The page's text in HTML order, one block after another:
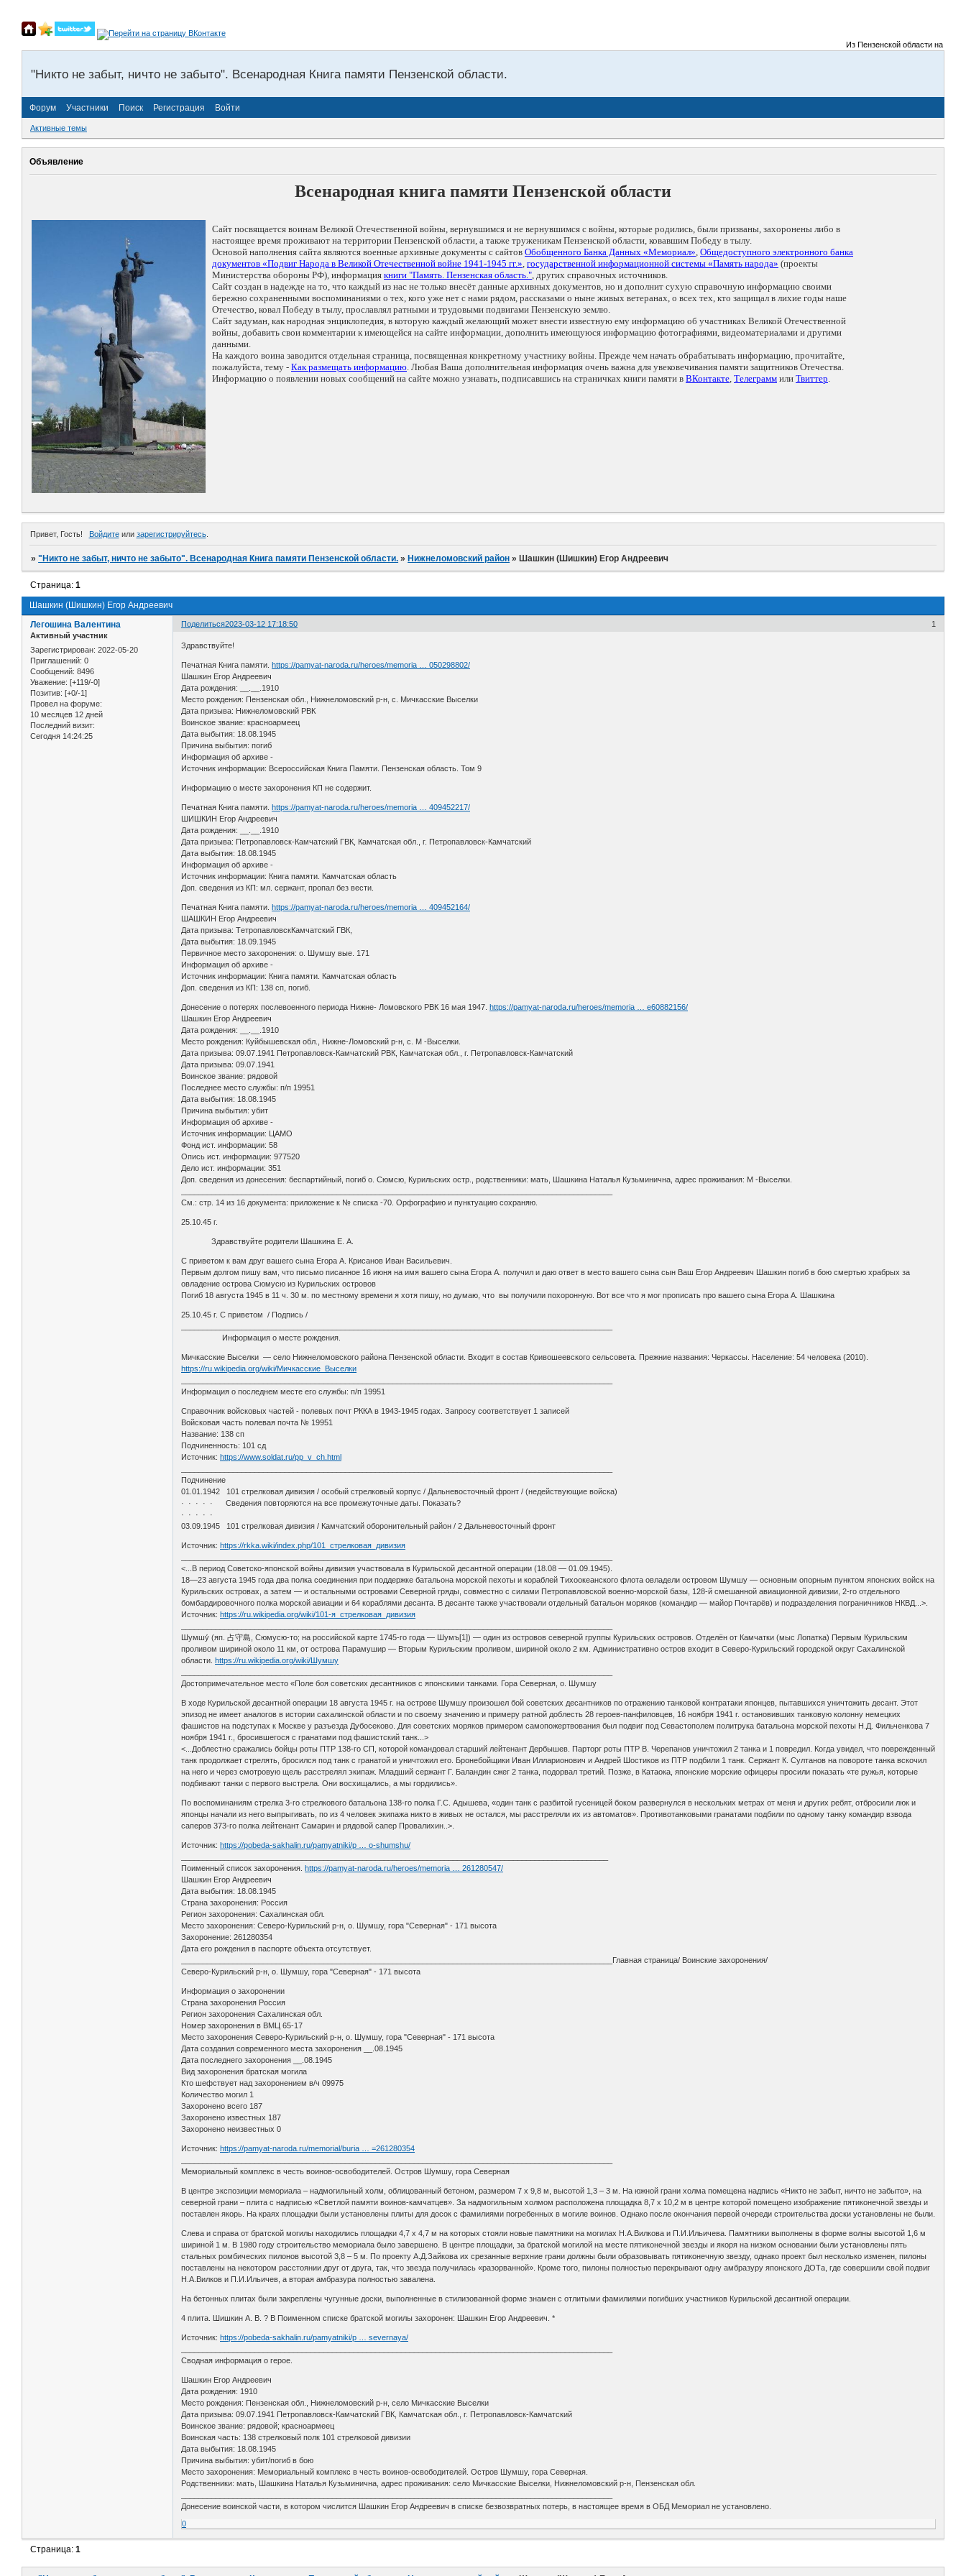
Из Пензенской области на
"Никто не забыт, ничто не забыто". Всенародная Книга памяти Пензенской области.
Форум Участники Поиск Регистрация Войти
Активные темы
Объявление
Всенародная книга памяти Пензенской области
Сайт посвящается воинам Великой Отечественной войны, вернувшимся и не вернувшимся с войны, которые родились, были призваны, захоронены либо в
настоящее время проживают на территории Пензенской области, а также труженикам Пензенской области, ковавшим Победу в тылу.
Основой наполнения сайта являются военные архивные документы с сайтов Обобщенного Банка Данных «Мемориал», Общедоступного электронного банка
документов «Подвиг Народа в Великой Отечественной войне 1941-1945 гг.», государственной информационной системы «Память народа» (проекты
Министерства обороны РФ), информация книги "Память. Пензенская область.", других справочных источников.
Сайт создан в надежде на то, что каждый из нас не только внесёт данные архивных документов, но и дополнит сухую справочную информацию своими
бережно сохраненными воспоминаниями о тех, кого уже нет с нами рядом, рассказами о ныне живых ветеранах, о всех тех, кто защищал в лихие годы наше
Отечество, ковал Победу в тылу, прославлял ратными и трудовыми подвигами Пензенскую землю.
Сайт задуман, как народная энциклопедия, в которую каждый желающий может внести известную ему информацию об участниках Великой Отечественной
войны, добавить свои комментарии к имеющейся на сайте информации, дополнить имеющуюся информацию фотографиями, видеоматериалами и другими
данными.
На каждого воина заводится отдельная страница, посвященная конкретному участнику войны. Прежде чем начать обрабатывать информацию, прочитайте,
пожалуйста, тему - Как размещать информацию. Любая Ваша дополнительная информация очень важна для увековечивания памяти защитников Отечества.
Информацию о появлении новых сообщений на сайте можно узнавать, подписавшись на страничках книги памяти в ВКонтакте, Телеграмм или Твиттер.
Привет, Гость! Войдитеили зарегистрируйтесь.
»"Никто не забыт, ничто не забыто". Всенародная Книга памяти Пензенской области. » Нижнеломовский район » Шашкин (Шишкин) Егор Андреевич
Шашкин (Шишкин) Егор Андреевич
Страница:1
Поделиться 1
2023-03-12 17:18:50
Легошина Валентина
Активный участник
Зарегистрирован: 2022-05-20
Приглашений: 0
Сообщений: 8496
Уважение: [+119/-0]
Позитив: [+0/-1]
Провел на форуме:
10 месяцев 12 дней
Последний визит:
Сегодня 14:24:25
Здравствуйте!
Печатная Книга памяти.https://pamyat-naroda.ru/heroes/memoria … 050298802/
Шашкин Егор Андреевич
Дата рождения: __.__.1910
Место рождения: Пензенская обл., Нижнеломовский р-н, с. Мичкасские Выселки
Дата призыва: Нижнеломовский РВК
Воинское звание: красноармеец
Дата выбытия: 18.08.1945
Причина выбытия: погиб
Информация об архиве -
Источник информации: Всероссийская Книга Памяти. Пензенская область. Том 9
Информацию о месте захоронения КП не содержит.
Печатная Книга памяти.https://pamyat-naroda.ru/heroes/memoria … 409452217/
ШИШКИН Егор Андреевич
Дата рождения: __.__.1910
Дата призыва: Петропавловск-Камчатский ГВК, Камчатская обл., г. Петропавловск-Камчатский
Дата выбытия: 18.08.1945
Информация об архиве -
Источник информации: Книга памяти. Камчатская область
Доп. сведения из КП: мл. сержант, пропал без вести.
Печатная Книга памяти.https://pamyat-naroda.ru/heroes/memoria … 409452164/
ШАШКИН Егор Андреевич
Дата призыва: TетропавловскКамчатский ГВК,
Дата выбытия: 18.09.1945
Первичное место захоронения: о. Шумшу вые. 171
Информация об архиве -
Источник информации: Книга памяти. Камчатская область
Доп. сведения из КП: 138 сп, погиб.
Донесение о потерях послевоенного периода Нижне- Ломовского РВК 16 мая 1947.https://pamyat-naroda.ru/heroes/memoria … e60882156/
Шашкин Егор Андреевич
Дата рождения: __.__.1910
Место рождения: Куйбышевская обл., Нижне-Ломовский р-н, с. М -Выселки.
Дата призыва: 09.07.1941 Петропавловск-Камчатский РВК, Камчатская обл., г. Петропавловск-Камчатский
Дата призыва: 09.07.1941
Воинское звание: рядовой
Последнее место службы: п/п 19951
Дата выбытия: 18.08.1945
Причина выбытия: убит
Информация об архиве -
Источник информации: ЦАМО
Фонд ист. информации: 58
Опись ист. информации: 977520
Дело ист. информации: 351
Доп. сведения из донесения: беспартийный, погиб о. Сюмсю, Курильских остр., родственники: мать, Шашкина Наталья Кузьминична, адрес проживания: М -Выселки.
См.: стр. 14 из 16 документа: приложение к № списка -70. Орфографию и пунктуацию сохраняю.
25.10.45 г.
Здравствуйте родители Шашкина Е. А.
С приветом к вам друг вашего сына Егора А. Крисанов Иван Васильевич.
Первым долгом пишу вам, что письмо писанное 16 июня на имя вашего сына Егора А. получил и даю ответ в место вашего сына сын Ваш Егор Андреевич Шашкин погиб в бою смертью храбрых за
овладение острова Сюмусю из Курильских островов
Погиб 18 августа 1945 в 11 ч. 30 м. по местному времени я хотя пишу, но думаю, что вы получили похоронную. Вот все что я мог прописать про вашего сына Егора А. Шашкина
25.10.45 г. С приветом / Подпись /
Информация о месте рождения.
Мичкасские Выселки — село Нижнеломовского района Пензенской области. Входит в состав Кривошеевского сельсовета. Прежние названия: Черкассы. Население: 54 человека (2010).
https://ru.wikipedia.org/wiki/Мичкасские_Выселки
Информация о последнем месте его службы: п/п 19951
Справочник войсковых частей - полевых почт РККА в 1943-1945 годах. Запросу соответствует 1 записей
Войсковая часть полевая почта № 19951
Название: 138 сп
Подчиненность: 101 сд
Источник:https://www.soldat.ru/pp_v_ch.html
Подчинение
01.01.1942 101 стрелковая дивизия / особый стрелковый корпус / Дальневосточный фронт / (недействующие войска)
· · · · · Сведения повторяются на все промежуточные даты. Показать?
· · · · ·
03.09.1945 101 стрелковая дивизия / Камчатский оборонительный район / 2 Дальневосточный фронт
Источник:https://rkka.wiki/index.php/101_стрелковая_дивизия
<...В период Советско-японской войны дивизия участвовала в Курильской десантной операции (18.08 — 01.09.1945).
18—23 августа 1945 года два полка соединения при поддержке батальона морской пехоты и кораблей Тихоокеанского флота овладели островом Шумшу — основным опорным пунктом японских войск на
Курильских островах, а затем — и остальными островами Северной гряды, совместно с силами Петропавловской военно-морской базы, 128-й смешанной авиационной дивизии, 2-го отдельного
бомбардировочного полка морской авиации и 64 кораблями десанта. В десанте также участвовали отдельный батальон моряков (командир — майор Почтарёв) и подразделения пограничников НКВД...>.
Источник:https://ru.wikipedia.org/wiki/101-я_стрелковая_дивизия
Шумшу́ (яп. 占守島, Сюмусю-то; на российской карте 1745-го года — Шумъ[1]) — один из островов северной группы Курильских островов. Отделён от Камчатки (мыс Лопатка) Первым Курильским
проливом шириной около 11 км, от острова Парамушир — Вторым Курильским проливом, шириной около 2 км. Административно остров входит в Северо-Курильский городской округ Сахалинской
области.https://ru.wikipedia.org/wiki/Шумшу
Достопримечательное место «Поле боя советских десантников с японскими танками. Гора Северная, о. Шумшу
В ходе Курильской десантной операции 18 августа 1945 г. на острове Шумшу произошел бой советских десантников по отражению танковой контратаки японцев, пытавшихся уничтожить десант. Этот
эпизод не имеет аналогов в истории сахалинской области и по своему значению и примеру ратной доблесть 28 героев-панфиловцев, 16 ноября 1941 г. остановивших танковую колонну немецких
фашистов на подступах к Москве у разъезда Дубосеково. Для советских моряков примером самопожертвования был подвиг под Севастополем политрука батальона морской пехоты Н.Д. Фильченкова 7
ноября 1941 г., бросившегося с гранатами под фашистский танк...>
<...Доблестно сражались бойцы роты ПТР 138-го СП, которой командовал старший лейтенант Дербышев. Парторг роты ПТР В. Черепанов уничтожил 2 танка и 1 повредил. Когда увидел, что поврежденный
танк продолжает стрелять, бросился под танк с гранатой и уничтожил его. Бронебойщики Иван Илларионович и Андрей Шостиков из ПТР подбили 1 танк. Сержант К. Султанов на повороте танка вскочил
на него и через смотровую щель расстрелял экипаж. Младший сержант Г. Баландин сжег 2 танка, подорвал третий. Позже, в Катаока, японские морские офицеры просили показать «те ружья, которые
подбивают танки с первого выстрела. Они восхищались, а мы гордились».
По воспоминаниям стрелка 3-го стрелкового батальона 138-го полка Г.С. Адышева, «один танк с разбитой гусеницей боком развернулся в нескольких метрах от меня и других ребят, отбросили люк и
японцы начали из него выпрыгивать, по из 4 человек экипажа никто в живых не остался, мы расстреляли их из автоматов». Противотанковыми гранатами подбили по одному танку командир взвода
саперов 373-го полка лейтенант Самарин и рядовой сапер Провалихин..>.
Источник:https://pobeda-sakhalin.ru/pamyatniki/p … o-shumshu/
Поименный список захоронения.https://pamyat-naroda.ru/heroes/memoria … 261280547/
Шашкин Егор Андреевич
Дата выбытия: 18.08.1945
Страна захоронения: Россия
Регион захоронения: Сахалинская обл.
Место захоронения: Северо-Курильский р-н, о. Шумшу, гора "Северная" - 171 высота
Захоронение: 261280354
Дата его рождения в паспорте объекта отсутствует.
____________________________________________________________________________________________________Главная страница/ Воинские захоронения/
Северо-Курильский р-н, о. Шумшу, гора "Северная" - 171 высота
Информация о захоронении
Страна захоронения Россия
Регион захоронения Сахалинская обл.
Номер захоронения в ВМЦ 65-17
Место захоронения Северо-Курильский р-н, о. Шумшу, гора "Северная" - 171 высота
Дата создания современного места захоронения __.08.1945
Дата последнего захоронения __.08.1945
Вид захоронения братская могила
Кто шефствует над захоронением в/ч 09975
Количество могил 1
Захоронено всего 187
Захоронено известных 187
Захоронено неизвестных 0
Источник:https://pamyat-naroda.ru/memorial/buria … =261280354
Мемориальный комплекс в честь воинов-освободителей. Остров Шумшу, гора Северная
В центре экспозиции мемориала – надмогильный холм, облицованный бетоном, размером 7 х 9,8 м, высотой 1,3 – 3 м. На южной грани холма помещена надпись «Никто не забыт, ничто не забыто», на
северной грани – плита с надписью «Светлой памяти воинов-камчатцев». За надмогильным холмом расположена площадка 8,7 х 10,2 м в центре которой помещено изображение пятиконечной звезды и
поставлен якорь. На краях площадки были установлены плиты для досок с фамилиями погребенных в могиле воинов. Однако после окончания первой очереди строительства доски установлены не были.
Слева и справа от братской могилы находились площадки 4,7 х 4,7 м на которых стояли новые памятники на могилах Н.А.Вилкова и П.И.Ильичева. Памятники выполнены в форме волны высотой 1,6 м
шириной 1 м. В 1980 году строительство мемориала было завершено. В центре площадки, за братской могилой на месте пятиконечной звезды и якоря на низком основании были установлены пять
стальных ромбических пилонов высотой 3,8 – 5 м. По проекту А.Д.Зайкова их срезанные верхние грани должны были образовывать пятиконечную звезду, однако проект был несколько изменен, пилоны
поставлены на некотором расстоянии друг от друга, так, что звезда получилась «разорванной». Кроме того, пилоны полностью перекрывают одну амбразуру японского ДОТа, где совершили свой подвиг
Н.А.Вилков и П.И.Ильичев, а вторая амбразура полностью завалена.
На бетонных плитах были закреплены чугунные доски, выполненные в стилизованной форме знамен с отлитыми фамилиями погибших участников Курильской десантной операции.
4 плита. Шишкин А. В. ? В Поименном списке братской могилы захоронен: Шашкин Егор Андреевич. *
Источник:https://pobeda-sakhalin.ru/pamyatniki/p … severnaya/
Сводная информация о герое.
Шашкин Егор Андреевич
Дата рождения: 1910
Место рождения: Пензенская обл., Нижнеломовский р-н, село Мичкасские Выселки
Дата призыва: 09.07.1941 Петропавловск-Камчатский ГВК, Камчатская обл., г. Петропавловск-Камчатский
Воинское звание: рядовой; красноармеец
Воинская часть: 138 стрелковый полк 101 стрелковой дивизии
Дата выбытия: 18.08.1945
Причина выбытия: убит/погиб в бою
Место захоронения: Мемориальный комплекс в честь воинов-освободителей. Остров Шумшу, гора Северная.
Родственники: мать, Шашкина Наталья Кузьминична, адрес проживания: село Мичкасские Выселки, Нижнеломовский р-н, Пензенская обл.
Донесение воинской части, в котором числится Шашкин Егор Андреевич в списке безвозвратных потерь, в настоящее время в ОБД Мемориал не установлено.
0
Страница:1